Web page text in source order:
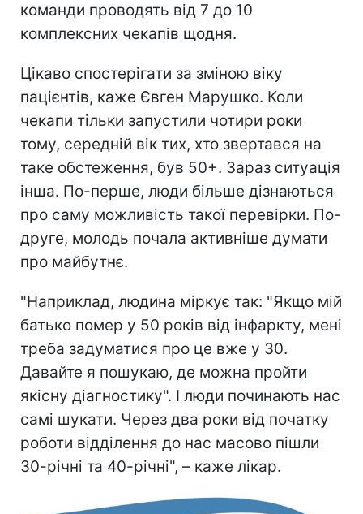
команди проводять від 7 до 10
комплексних чекапів щодня.
Цікаво спостерігати за зміною віку
пацієнтів, каже Євген Марушко. Коли
чекапи тільки запустили чотири роки
тому, середній вік тих, хто звертався на
таке обстеження, був 50+. Зараз ситуація
інша. По-перше, люди більше дізнаються
про саму можливість такої перевірки. По-
друге, молодь почала активніше думати
про майбутнє.
"Наприклад, людина міркує так: "Якщо мій
батько помер у 50 років від інфаркту, мені
треба задуматися про це вже у 30.
Давайте я пошукаю, де можна пройти
якісну діагностику". І люди починають нас
самі шукати. Через два роки від початку
роботи відділення до нас масово пішли
30-річні та 40-річні", – каже лікар.